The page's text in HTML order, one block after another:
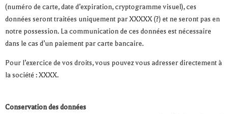
(numéro de carte, date d’expiration, cryptogramme visuel), ces
données seront traitées uniquement par XXXXX (?) et ne seront pas en
notre possession. La communication de ces données est nécessaire
dans le cas d’un paiement par carte bancaire.
Pour l’exercice de vos droits, vous pouvez vous adresser directement à
la société : XXXX.
Conservation des données